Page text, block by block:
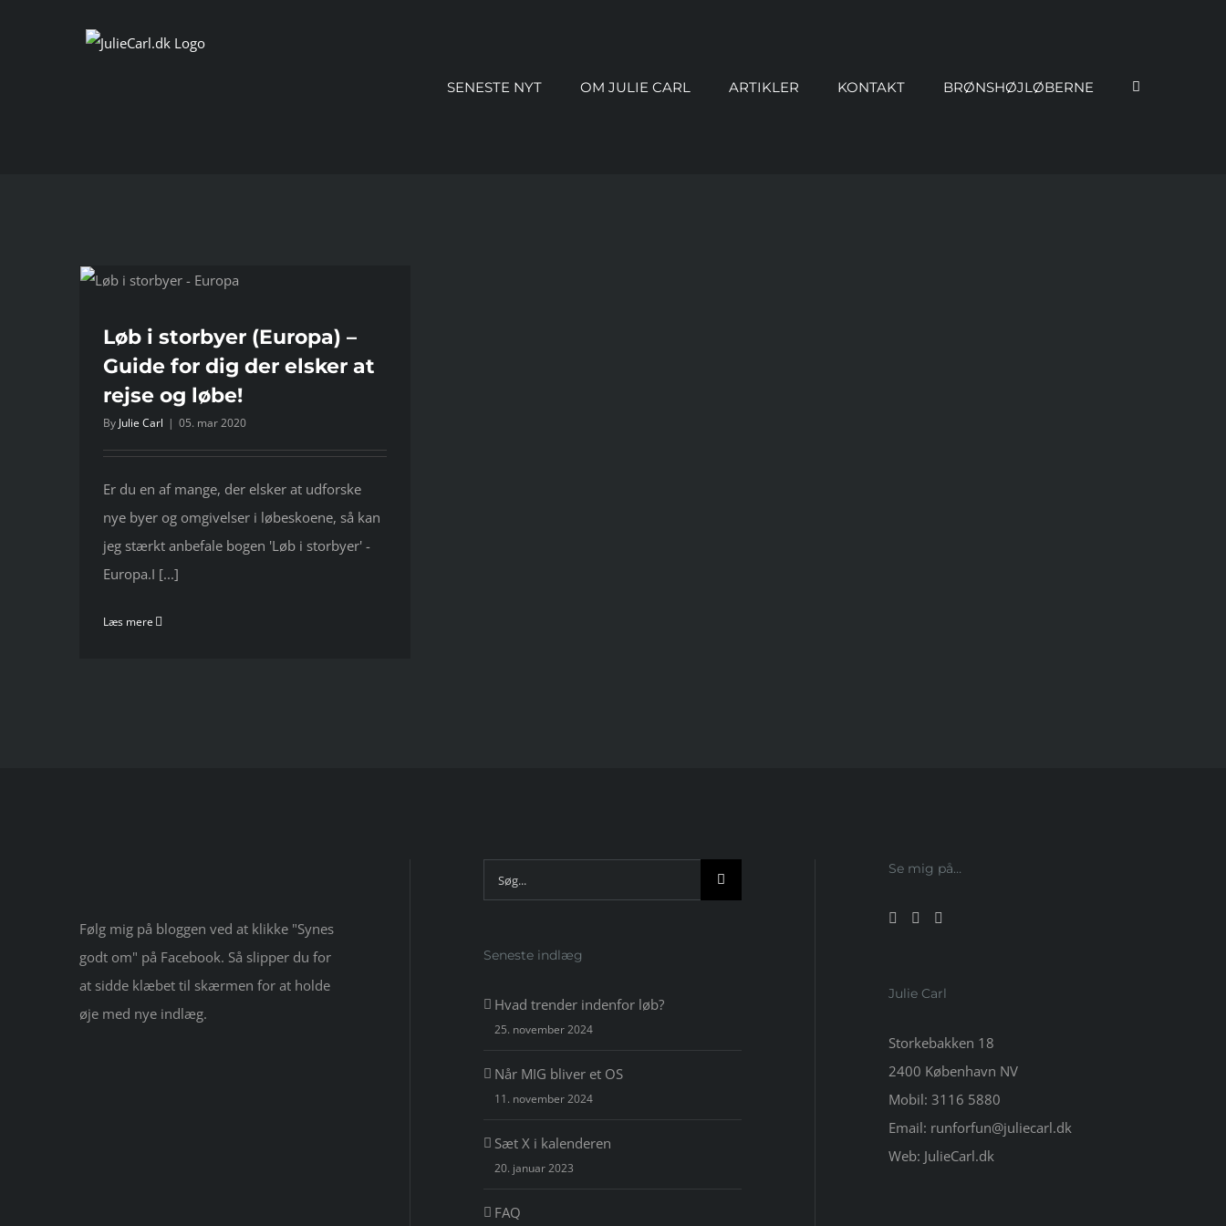
SENESTE NYT OM JULIE CARL ARTIKLER KONTAKT BRØNSHØJLØBERNE
Løb i storbyer (Europa) –
Guide for dig der elsker at
rejse og løbe!
By Julie Carl | 05. mar 2020
Er du en af mange, der elsker at udforske
nye byer og omgivelser i løbeskoene, så kan
jeg stærkt anbefale bogen 'Løb i storbyer' -
Europa.I [...]
Læs mere
Følg mig på bloggen ved at klikke "Synes
godt om" på Facebook. Så slipper du for
at sidde klæbet til skærmen for at holde
øje med nye indlæg.
Søg
efter:
Seneste indlæg
Hvad trender indenfor løb?
25. november 2024
Når MIG bliver et OS
11. november 2024
Sæt X i kalenderen
20. januar 2023
FAQ
Se mig på…
Julie Carl
Storkebakken 18
2400 København NV
Mobil: 3116 5880
Email: runforfun@juliecarl.dk
Web: JulieCarl.dk